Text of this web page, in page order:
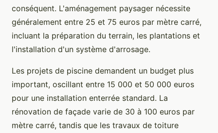
conséquent. L'aménagement paysager nécessite
généralement entre 25 et 75 euros par mètre carré,
incluant la préparation du terrain, les plantations et
l'installation d'un système d'arrosage.
Les projets de piscine demandent un budget plus
important, oscillant entre 15 000 et 50 000 euros
pour une installation enterrée standard. La
rénovation de façade varie de 30 à 100 euros par
mètre carré, tandis que les travaux de toiture